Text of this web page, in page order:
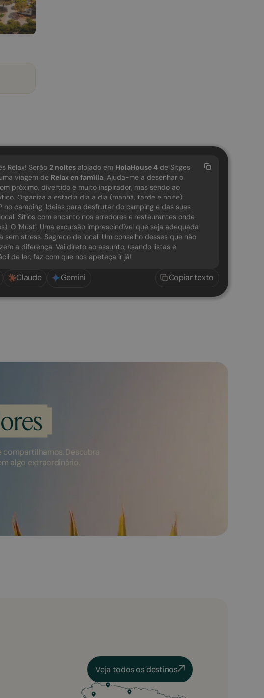
Relax! Serão 2 noites alojado em HolaHouse 4 de Sitges
viagem de Relax en família. Ajuda-me a desenhar o
próximo, divertido e muito inspirador, mas sendo ao
Organiza a estadia dia a dia (manhã, tarde e noite)
no camping: Ideias para desfrutar do camping e das suas
Sítios com encanto nos arredores e restaurantes onde
O 'Must': Uma excursão imprescindível que seja adequada
sem stress. Segredo de local: Um conselho desses que não
a diferença. Vai direto ao assunto, usando listas e
de ler, faz com que nos apeteça ir já!
Claude Gemini Copiar texto
compartilhamos. Descubra
algo extraordinário.
Veja todos os destinos